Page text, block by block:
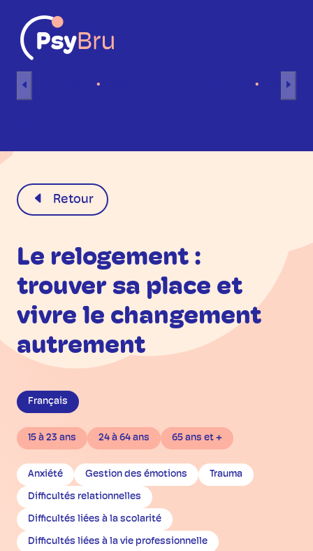
Retour
Le relogement :
trouver sa place et
vivre le changement
autrement
Français
15 à 23 ans 24 à 64 ans 65 ans et +
Anxiété Gestion des émotions Trauma
Difficultés relationnelles
Difficultés liées à la scolarité
Difficultés liées à la vie professionnelle